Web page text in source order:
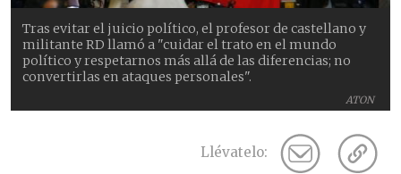
ATON
Tras evitar el juicio político, el profesor de castellano y
militante RD llamó a "cuidar el trato en el mundo
político y respetarnos más allá de las diferencias; no
convertirlas en ataques personales".
Llévatelo: